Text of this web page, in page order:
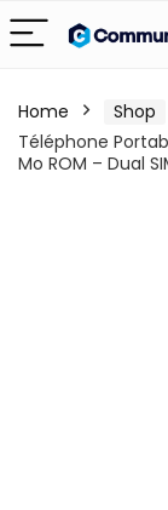
Home Shop
Téléphone
Mo ROM – Dual